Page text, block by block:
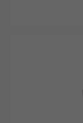
電源アク